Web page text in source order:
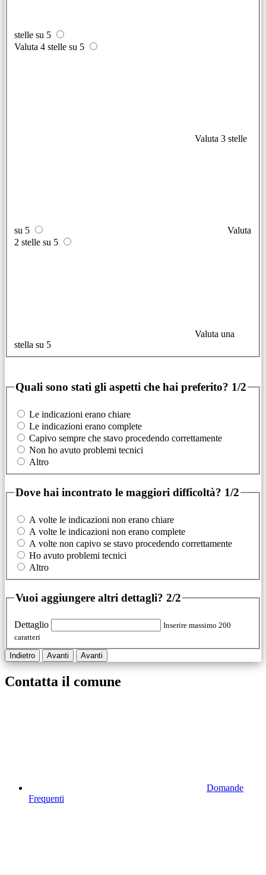
stelle su 5
Valuta 4 stelle su 5
Valuta 3 stelle
su 5
Valuta
2 stelle su 5
Valuta una
stella su 5
Quali sono stati gli aspetti che hai preferito? 1/2
Le indicazioni erano chiare
Le indicazioni erano complete
Capivo sempre che stavo procedendo correttamente
Non ho avuto problemi tecnici
Altro
Dove hai incontrato le maggiori difficoltà? 1/2
A volte le indicazioni non erano chiare
A volte le indicazioni non erano complete
A volte non capivo se stavo procedendo correttamente
Ho avuto problemi tecnici
Altro
Vuoi aggiungere altri dettagli? 2/2
Dettaglio
Inserire massimo 200
caratteri
Indietro Avanti Avanti
Contatta il comune
Domande
Frequenti